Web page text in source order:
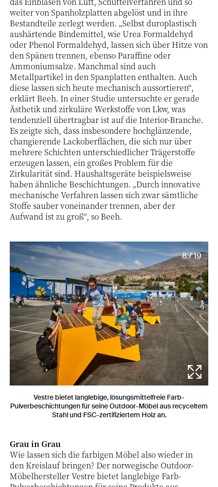
weiter von Spanholzplatten abgelöst und in ihre
Bestandteile zerlegt werden. „Selbst duroplastisch
aushärtende Bindemittel, wie Urea Formaldehyd
oder Phenol Formaldehyd, lassen sich über Hitze von
den Spänen trennen, ebenso Paraffine oder
Ammoniumsalze. Manchmal sind auch
Metallpartikel in den Spanplatten enthalten. Auch
diese lassen sich heute mechanisch aussortieren“,
erklärt Beeh. In einer Studie untersuchte er gerade
Ästhetik und zirkuläre Werkstoffe von Lkw, was
tendenziell übertragbar ist auf die Interior-Branche.
Es zeigte sich, dass insbesondere hochglänzende,
changierende Lackoberflächen, die sich nur über
mehrere Schichten unterschiedlicher Trägerstoffe
erzeugen lassen, ein großes Problem für die
Zirkularität sind. Haushaltsgeräte beispielsweise
haben ähnliche Beschichtungen. „Durch innovative
mechanische Verfahren lassen sich zwar sämtliche
Stoffe sauber voneinander trennen, aber der
Aufwand ist zu groß“, so Beeh.
8 / 19
Vestre bietet langlebige, lösungsmittelfreie Farb-
Pulverbeschichtungen für seine Outdoor-Möbel aus recyceltem
Stahl und FSC-zertifiziertem Holz an.
Grau in Grau
Wie lassen sich die farbigen Möbel also wieder in
den Kreislauf bringen? Der norwegische Outdoor-
Möbelhersteller Vestre bietet langlebige Farb-